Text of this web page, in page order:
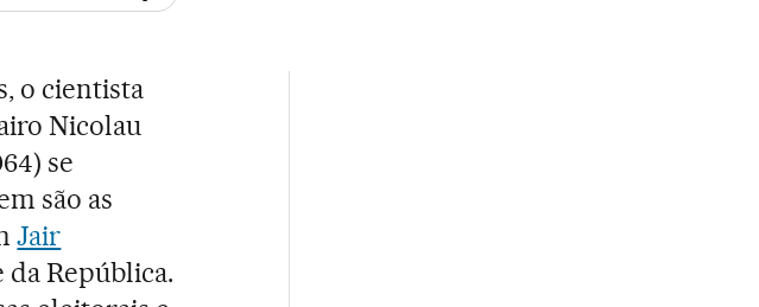
o cientista
Nicolau
se
são as
Jair
República.